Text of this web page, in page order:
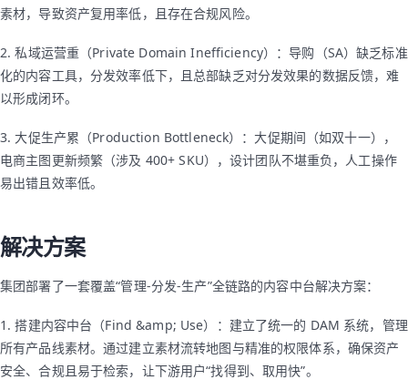
素材，导致资产复用率低，且存在合规风险。
2. 私域运营重（Private Domain Inefficiency）：导购（SA）缺乏标准
化的内容工具，分发效率低下，且总部缺乏对分发效果的数据反馈，难
以形成闭环。
3. 大促生产累（Production Bottleneck）：大促期间（如双十一），
电商主图更新频繁（涉及 400+ SKU），设计团队不堪重负，人工操作
易出错且效率低。
解决方案
集团部署了一套覆盖“管理-分发-生产”全链路的内容中台解决方案：
1. 搭建内容中台（Find &amp; Use）：建立了统一的 DAM 系统，管理
所有产品线素材。通过建立素材流转地图与精准的权限体系，确保资产
安全、合规且易于检索，让下游用户“找得到、取用快”。